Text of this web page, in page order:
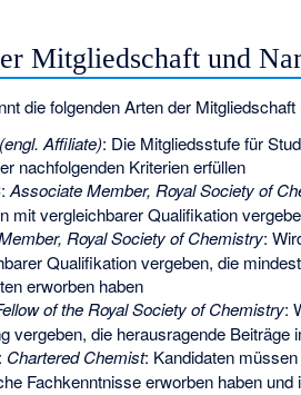
Mitgliedschaft und
die folgenden Arten der
Affiliate): Die Mitgliedsstufe für
nachfolgenden Kriterien erfüllen
:Associate Member, Royal Society of
mit vergleichbarer Qualifikation
Royal Society of Chemistry:
Qualifikation vergeben, die
erworben haben
of the Royal Society of Chemistry:
vergeben, die herausragende Beiträge
: Chartered Chemist: Kandidaten
Fachkenntnisse erworben haben